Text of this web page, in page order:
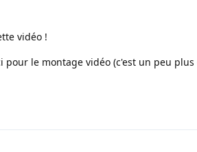
vidéo !
pour le montage vidéo (c'est un peu